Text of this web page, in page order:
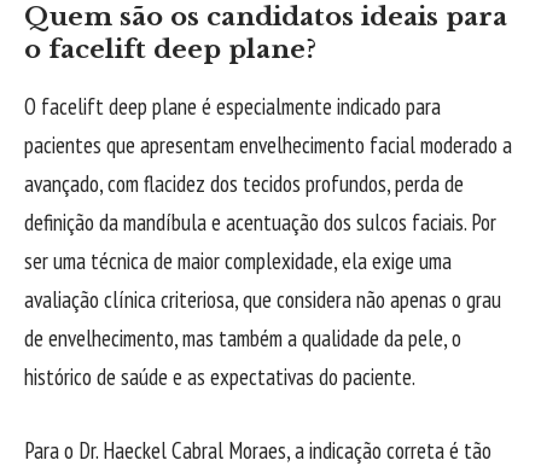
Quem são os candidatos ideais para
o facelift deep plane?
O facelift deep plane é especialmente indicado para
pacientes que apresentam envelhecimento facial moderado a
avançado, com flacidez dos tecidos profundos, perda de
definição da mandíbula e acentuação dos sulcos faciais. Por
ser uma técnica de maior complexidade, ela exige uma
avaliação clínica criteriosa, que considera não apenas o grau
de envelhecimento, mas também a qualidade da pele, o
histórico de saúde e as expectativas do paciente.
Para o Dr. Haeckel Cabral Moraes, a indicação correta é tão